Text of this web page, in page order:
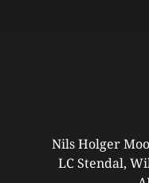
Nils Holger
LC Stendal,